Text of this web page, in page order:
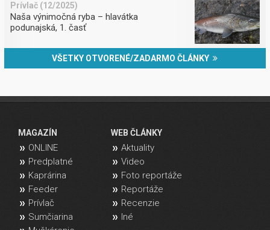
Prívlač (12/2025)
Naša výnimočná ryba – hlavátka
podunajská, 1. časť
VŠETKY OTVORENÉ/ZADARMO ČLÁNKY
MAGAZÍN
ONLINE
Predplatné
Kaprárina
Feeder
Prívlač
Sumčiarina
WEB ČLÁNKY
Aktuality
Video
Foto reportáže
Reportáže
Recenzie
Iné